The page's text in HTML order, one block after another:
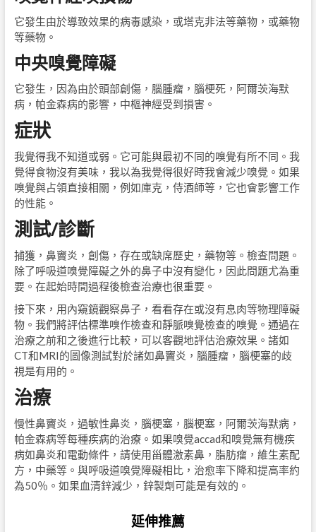
它發生由於導致效果的病毒感染，或塔克非法等藥物，或藥物
等藥物。
中央嗅覺障礙
它發生，因為由於頭部創傷，腦腫瘤，腦梗死，阿爾茨海默
病，帕金森病的影響，中樞神經受到損害。
症狀
我覺得我不知道或弱。它可能與最初不同的嗅覺有所不同。我
覺得食物沒有美味，我以為我覺得很好時我會減少嗅覺。如果
嗅覺與占領直接相關，例如庫克，侍酒師等，它也會影響工作
的性能。
測試/診斷
捕獲，鼻竇炎，創傷，存在或缺席歷史，藥物等。檢查問題。
除了呼吸道嗅覺障礙之外的鼻子中沒有變化，因此問題尤為重
要。在起始時間過程後檢查治療也很重要。
接下來，用內窺鏡觀察鼻子，看看存在或沒有息肉等物理障礙
物。我們將評估標準嗅作檢查和靜脈嗅覺檢查的嗅覺。通過在
治療之前和之後進行比較，可以客觀地評估治療效果。諸如
CT和MRI的圖像測試對於諸如鼻竇炎，腦腫瘤，腦梗塞的歧
視是有用的。
治療
慢性鼻竇炎，過敏性鼻炎，腦梗塞，腦梗塞，阿爾茨海默病，
帕金森病等每種疾病的治療。如果嗅覺accad和嗅覺無有機疾
病如鼻炎和電動條件，請使用甾體激素鼻，脂肪瘤，維生素配
方，中藥等。與呼吸道嗅覺障礙相比，治愈率下降和提高率約
為50％。如果血清鋅減少，鋅製劑可能是有效的。
延伸推薦